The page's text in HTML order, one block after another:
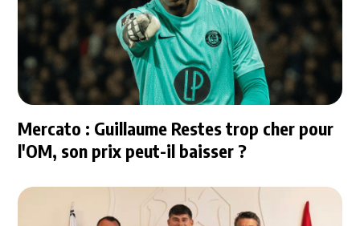
Mercato : Guillaume Restes trop cher pour
l'OM, son prix peut-il baisser ?